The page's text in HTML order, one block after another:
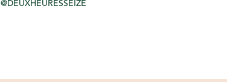
@DEUXHEURESSEIZE